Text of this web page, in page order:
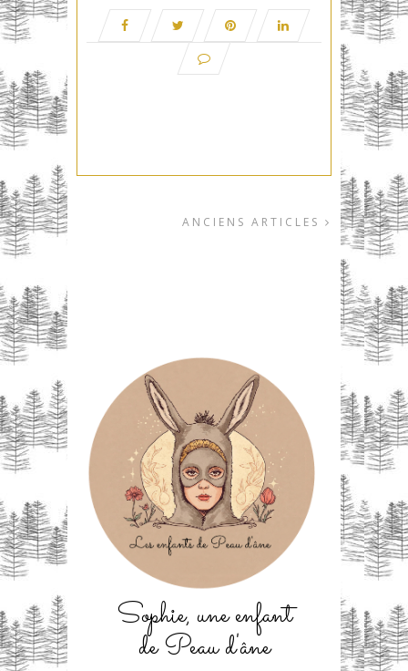
ANCIENS ARTICLES
Sophie, une enfant
de Peau d'âne